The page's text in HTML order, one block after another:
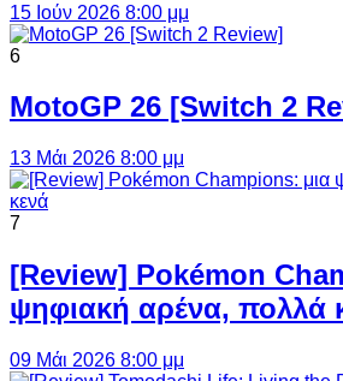
15 Ιούν 2026 8:00 μμ
6
MotoGP 26 [Switch 2
13 Μάι 2026 8:00 μμ
7
[Review] Pokémon
ψηφιακή αρένα, πολλά
09 Μάι 2026 8:00 μμ